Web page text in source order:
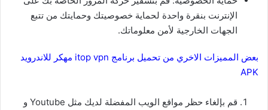
الإنترنت بنقرة واحدة لحماية خصوصيتك وحمايتك من تتبع
الجهات الخارجية لأمن معلوماتك.
بعض المميزات الاخري من تحميل برنامج itop vpn مهكر للاندرويد
APK
قم بإلغاء حظر مواقع الويب المفضلة لديك مثل Youtube و